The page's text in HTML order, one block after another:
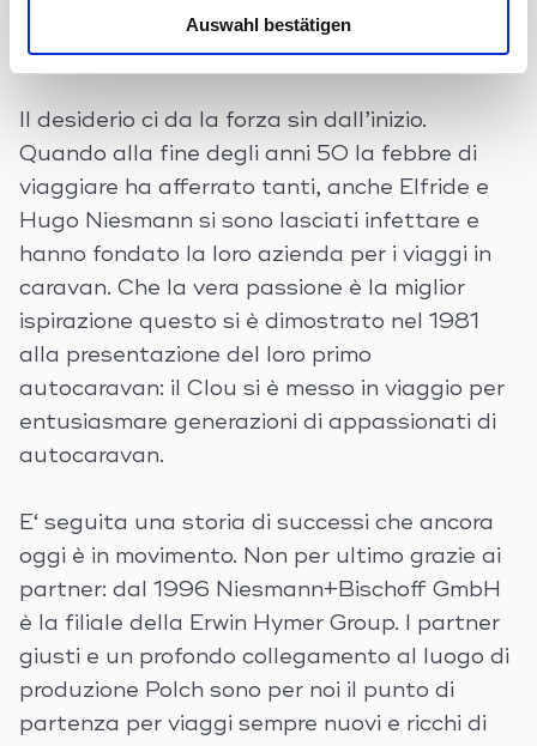
Auswahl bestätigen
Viaggiare unisce
Il desiderio ci da la forza sin dall’inizio.
Quando alla fine degli anni 50 la febbre di
viaggiare ha afferrato tanti, anche Elfride e
Hugo Niesmann si sono lasciati infettare e
hanno fondato la loro azienda per i viaggi in
caravan. Che la vera passione è la miglior
ispirazione questo si è dimostrato nel 1981
alla presentazione del loro primo
autocaravan: il Clou si è messo in viaggio per
entusiasmare generazioni di appassionati di
autocaravan.
E‘ seguita una storia di successi che ancora
oggi è in movimento. Non per ultimo grazie ai
partner: dal 1996 Niesmann+Bischoff GmbH
è la filiale della Erwin Hymer Group. I partner
giusti e un profondo collegamento al luogo di
produzione Polch sono per noi il punto di
partenza per viaggi sempre nuovi e ricchi di